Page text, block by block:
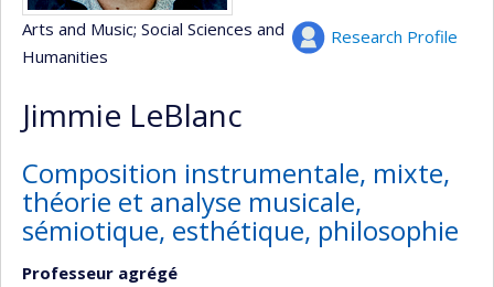
Research Profile
Arts and Music; Social Sciences and
Humanities
Jimmie LeBlanc
Composition instrumentale, mixte,
théorie et analyse musicale,
sémiotique, esthétique, philosophie
Professeur agrégé